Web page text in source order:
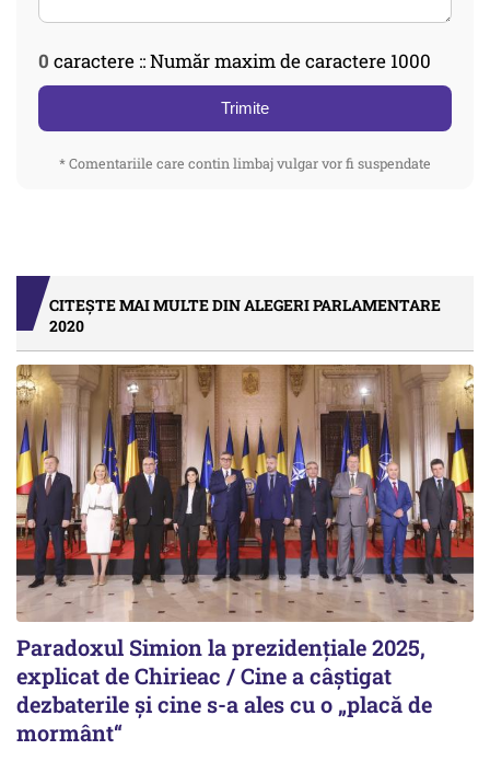
0 caractere :: Număr maxim de caractere 1000
Trimite
* Comentariile care contin limbaj vulgar vor fi suspendate
CITEȘTE MAI MULTE DIN ALEGERI PARLAMENTARE
2020
Paradoxul Simion la prezidențiale 2025,
explicat de Chirieac / Cine a câștigat
dezbaterile și cine s-a ales cu o „placă de
mormânt“